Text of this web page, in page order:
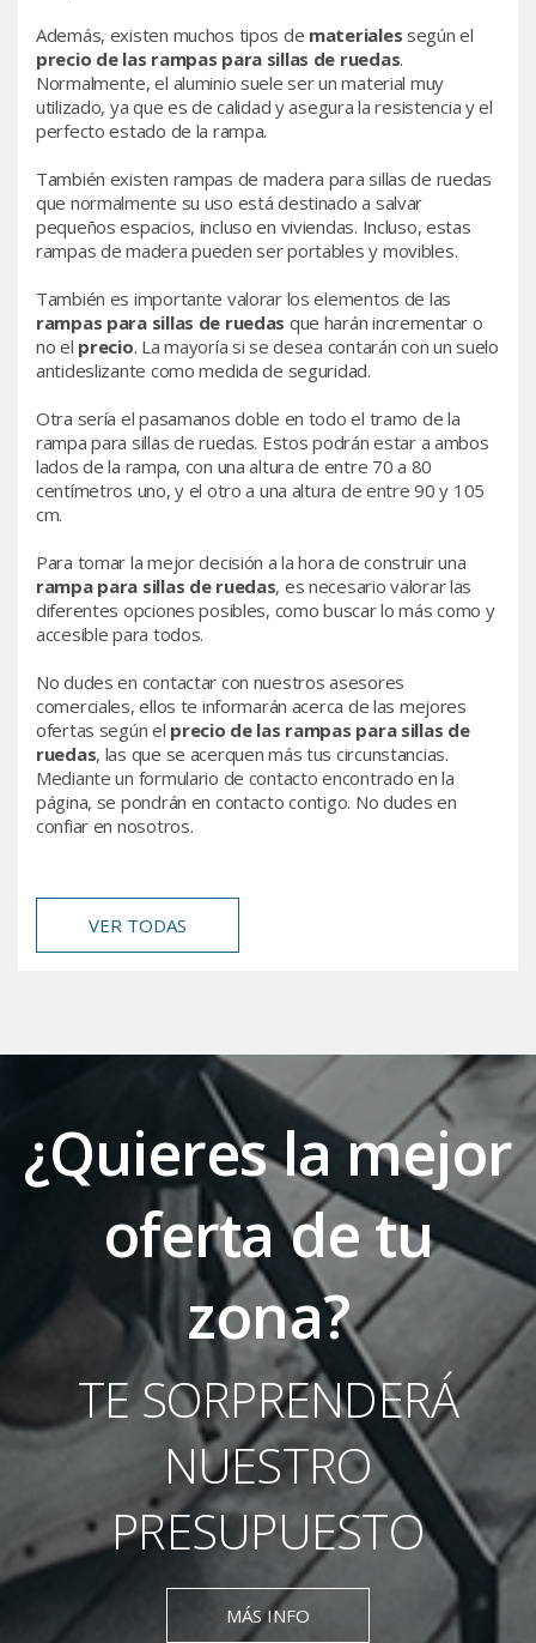
Además, existen muchos tipos de materiales según el
precio de las rampas para sillas de ruedas.
Normalmente, el aluminio suele ser un material muy
utilizado, ya que es de calidad y asegura la resistencia y el
perfecto estado de la rampa.
También existen rampas de madera para sillas de ruedas
que normalmente su uso está destinado a salvar
pequeños espacios, incluso en viviendas. Incluso, estas
rampas de madera pueden ser portables y movibles.
También es importante valorar los elementos de las
rampas para sillas de ruedas que harán incrementar o
no el precio. La mayoría si se desea contarán con un suelo
antideslizante como medida de seguridad.
Otra sería el pasamanos doble en todo el tramo de la
rampa para sillas de ruedas. Estos podrán estar a ambos
lados de la rampa, con una altura de entre 70 a 80
centímetros uno, y el otro a una altura de entre 90 y 105
cm.
Para tomar la mejor decisión a la hora de construir una
rampa para sillas de ruedas, es necesario valorar las
diferentes opciones posibles, como buscar lo más como y
accesible para todos.
No dudes en contactar con nuestros asesores
comerciales, ellos te informarán acerca de las mejores
ofertas según el precio de las rampas para sillas de
ruedas, las que se acerquen más tus circunstancias.
Mediante un formulario de contacto encontrado en la
página, se pondrán en contacto contigo. No dudes en
confiar en nosotros.
VER TODAS
¿Quieres la mejor
oferta de tu
zona?
TE SORPRENDERÁ
NUESTRO
PRESUPUESTO
MÁS INFO